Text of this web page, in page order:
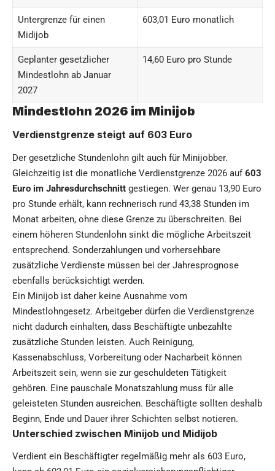
Untergrenze für einen
Midijob
603,01 Euro monatlich
Geplanter gesetzlicher
Mindestlohn ab Januar
2027
14,60 Euro pro Stunde
Mindestlohn 2026 im Minijob
Verdienstgrenze steigt auf 603 Euro
Der gesetzliche Stundenlohn gilt auch für Minijobber.
Gleichzeitig ist die monatliche Verdienstgrenze 2026 auf603
Euro im Jahresdurchschnitt gestiegen. Wer genau 13,90 Euro
pro Stunde erhält, kann rechnerisch rund 43,38 Stunden im
Monat arbeiten, ohne diese Grenze zu überschreiten. Bei
einem höheren Stundenlohn sinkt die mögliche Arbeitszeit
entsprechend. Sonderzahlungen und vorhersehbare
zusätzliche Verdienste müssen bei der Jahresprognose
ebenfalls berücksichtigt werden.
Ein Minijob ist daher keine Ausnahme vom
Mindestlohngesetz. Arbeitgeber dürfen die Verdienstgrenze
nicht dadurch einhalten, dass Beschäftigte unbezahlte
zusätzliche Stunden leisten. Auch Reinigung,
Kassenabschluss, Vorbereitung oder Nacharbeit können
Arbeitszeit sein, wenn sie zur geschuldeten Tätigkeit
gehören. Eine pauschale Monatszahlung muss für alle
geleisteten Stunden ausreichen. Beschäftigte sollten deshalb
Beginn, Ende und Dauer ihrer Schichten selbst notieren.
Unterschied zwischen Minijob und Midijob
Verdient ein Beschäftigter regelmäßig mehr als 603 Euro,